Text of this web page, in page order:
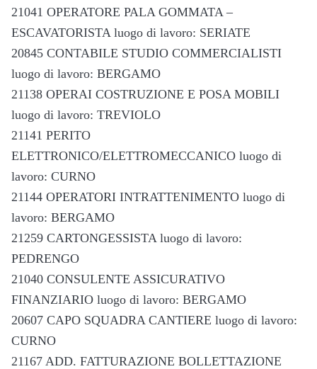
21041 OPERATORE PALA GOMMATA –
ESCAVATORISTA luogo di lavoro: SERIATE
20845 CONTABILE STUDIO COMMERCIALISTI
luogo di lavoro: BERGAMO
21138 OPERAI COSTRUZIONE E POSA MOBILI
luogo di lavoro: TREVIOLO
21141 PERITO
ELETTRONICO/ELETTROMECCANICO luogo di
lavoro: CURNO
21144 OPERATORI INTRATTENIMENTO luogo di
lavoro: BERGAMO
21259 CARTONGESSISTA luogo di lavoro:
PEDRENGO
21040 CONSULENTE ASSICURATIVO
FINANZIARIO luogo di lavoro: BERGAMO
20607 CAPO SQUADRA CANTIERE luogo di lavoro:
CURNO
21167 ADD. FATTURAZIONE BOLLETTAZIONE